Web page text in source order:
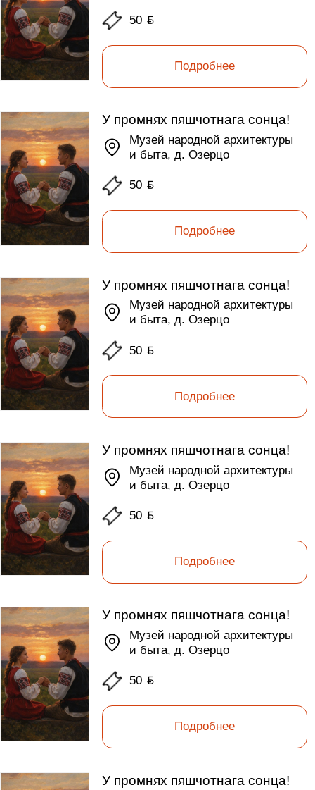
50ƃ
Подробнее
У промнях пяшчотнага сонца!
Музей народной архитектуры
и быта, д. Озерцо
50ƃ
Подробнее
У промнях пяшчотнага сонца!
Музей народной архитектуры
и быта, д. Озерцо
50ƃ
Подробнее
У промнях пяшчотнага сонца!
Музей народной архитектуры
и быта, д. Озерцо
50ƃ
Подробнее
У промнях пяшчотнага сонца!
Музей народной архитектуры
и быта, д. Озерцо
50ƃ
Подробнее
У промнях пяшчотнага сонца!